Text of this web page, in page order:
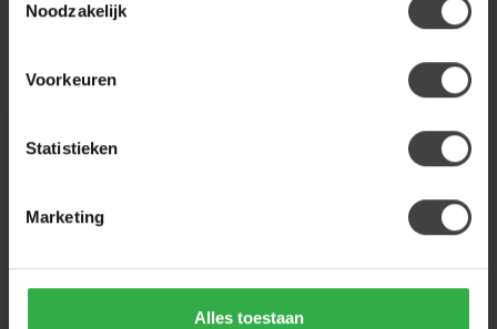
Noodzakelijk
Voorkeuren
Statistieken
Marketing
Alles toestaan